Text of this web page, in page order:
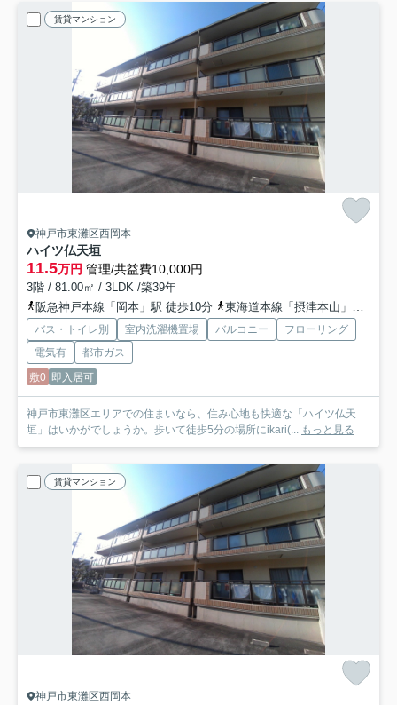
賃貸マンション
神戸市東灘区西岡本
ハイツ仏天垣
11.5万円 管理/共益費10,000円
3階 / 81.00㎡ / 3LDK /築39年
阪急神戸本線「岡本」駅 徒歩10分
東海道本線「摂津本山」駅 徒歩15分
バス・トイレ別 室内洗濯機置場 バルコニー
フローリング
電気有
都市ガス
敷0 即入居可
神戸市東灘区エリアでの住まいなら、住み心地も快適な「ハイツ仏天
垣」はいかがでしょうか。歩いて徒歩5分の場所にikari(... もっと見る
賃貸マンション
神戸市東灘区西岡本